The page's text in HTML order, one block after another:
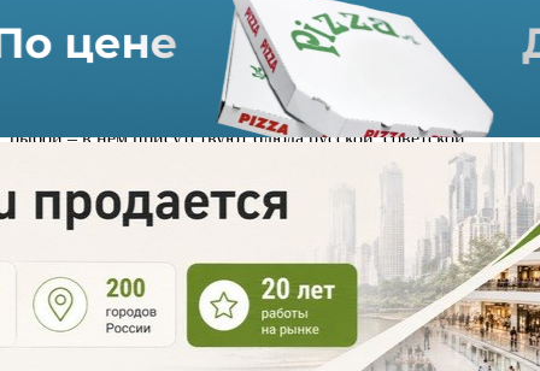
Посетители торгово-развлекательного центра смогут оценить
эффектные авторские блюда, приготовленные из российской
камбалы и стерляди, а также отведать камчатского краба,
чилийского лосося, осьминога из Марокко, устриц из Новой
Зеландии. При этом меню не ограничено исключительно
рыбой – в нём присутствуют блюда русской, советской,
восточной и европейских кухонь.
Новый ресторан на территории ТРЦ «Европейский» позволит
попробовать всё многообразие рыбных блюд, отдохнуть во
время прогулок по центру, зарядиться энергией для удачного
шопинга и вдохновиться разнообразием вкусов, изысканных
авторских сочетаний и подачей в духе средиземноморских
таверн на берегу моря.
Источник: Авторский материал ShopAndMall.ru
Использование материалов портала допускается только при